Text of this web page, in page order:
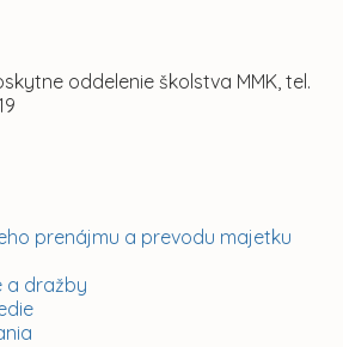
prenájmu a prevodu majetku
a dražby
oddelenie školstva MMK, tel.